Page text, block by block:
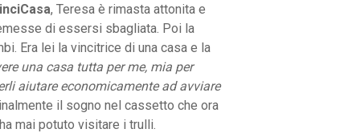
, Teresa è rimasta attonita e
di essersi sbagliata. Poi la
Era lei la vincitrice di una casa e la
una casa tutta per me, mia per
aiutare economicamente ad avviare
il sogno nel cassetto che ora
mai potuto visitare i trulli.